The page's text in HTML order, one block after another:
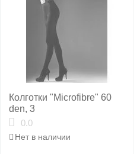
Колготки "Microfibre" 60
den, 3
0.0
Нет в наличии